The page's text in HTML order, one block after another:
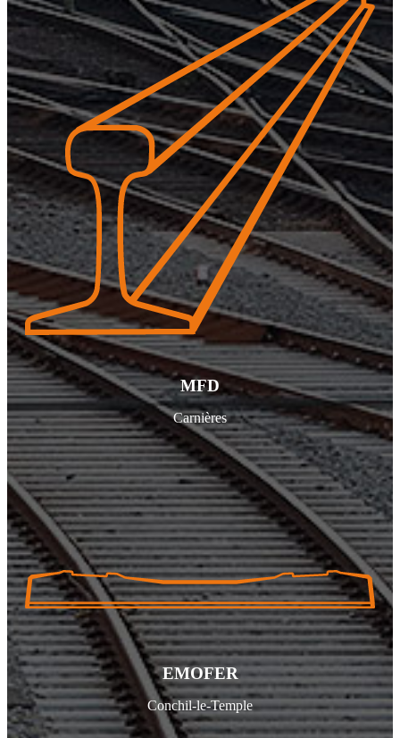
MFD
Carnières
EMOFER
Conchil-le-Temple